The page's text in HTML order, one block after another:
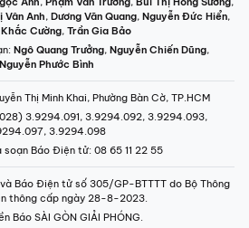
Vân Anh, Dương Văn Quang, Nguyễn Đức Hiển,
Cường, Trần Gia Bảo
Ngô Quang Trưởng, Nguyễn Chiến Dũng,
Nguyễn Phước Bình
Thị Minh Khai, Phường Bàn Cờ, TP.HCM
3.9294.091, 3.9294.092, 3.9294.093,
3.9294.098
soạn Báo Điện tử: 08 65 11 22 55
Báo Điện tử số 305/GP-BTTTT do Bộ Thông
thông cấp ngày 28-8-2023.
Báo SÀI GÒN GIẢI PHÓNG.